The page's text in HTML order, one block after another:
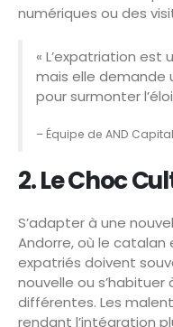
numériques ou des
« L’expatriation est
mais elle demande
pour surmonter
– Équipe de AND Capital
2. Le Choc
S’adapter à une
Andorre, où le catalan
expatriés doivent
nouvelle ou
différentes. Les
rendant l’intégration